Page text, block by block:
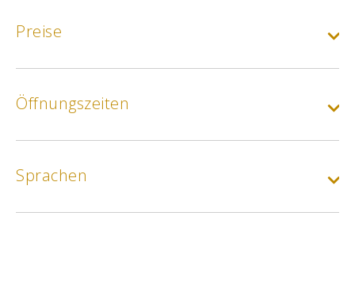
Preise
Öffnungszeiten
Sprachen